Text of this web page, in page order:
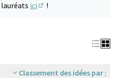
ici !
Classement des idées par :